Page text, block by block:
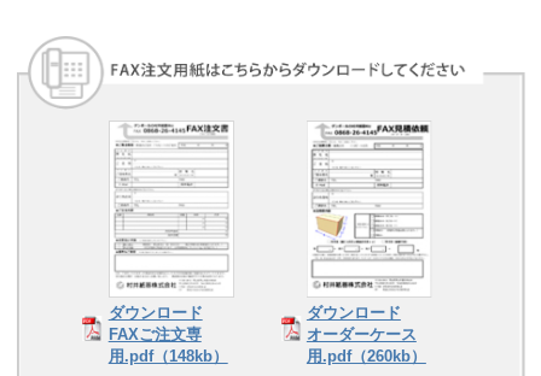
ダウンロード
FAXご注文専
用.pdf（148kb）
ダウンロード
オーダーケース
用.pdf（260kb）